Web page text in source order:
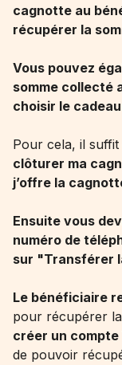
cagnotte au
récupérer la
Vous pouvez
somme collecté
choisir le
Pour cela, il
clôturer ma
j’offre la
Ensuite vous
numéro de
sur "Transférer
Le bénéficiaire
pour récupérer
créer un compte
de pouvoir